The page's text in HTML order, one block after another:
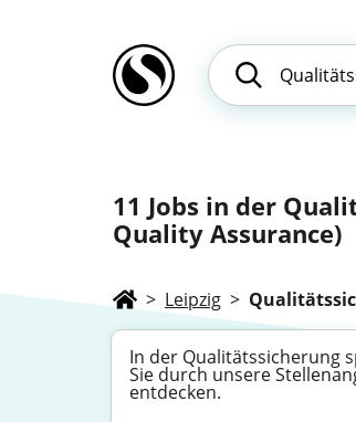
11 Jobs in der
Quality Assurance)
> Leipzig >
In der Qualitätssicherung
Sie durch unsere
entdecken.